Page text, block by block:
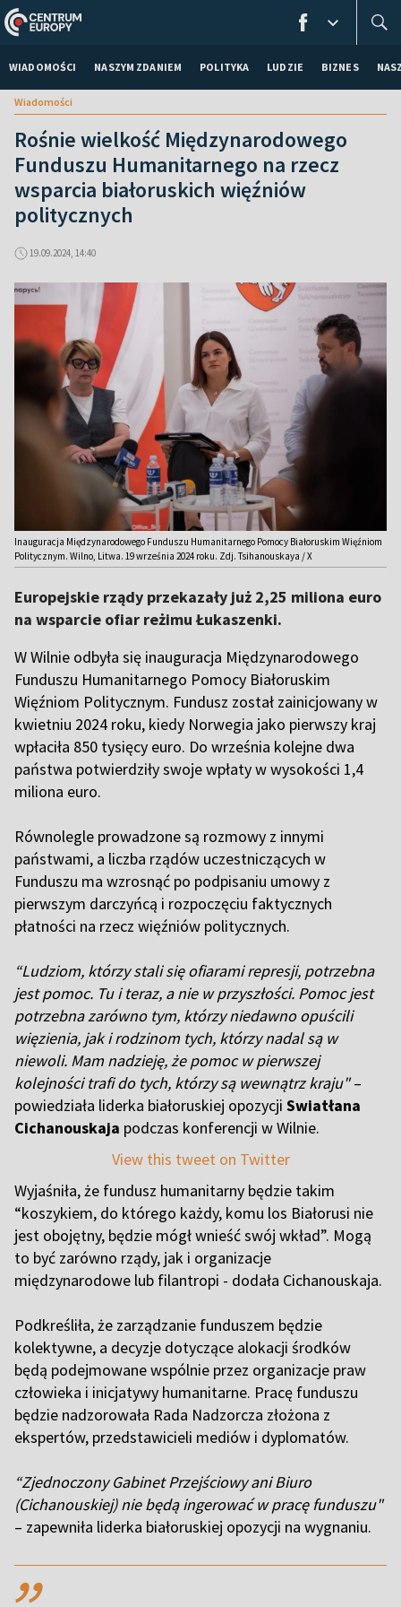
WIADOMOŚCI NASZYM ZDANIEM POLITYKA LUDZIE BIZNES
Wiadomości
Rośnie wielkość Międzynarodowego
Funduszu Humanitarnego na rzecz
wsparcia białoruskich więźniów
politycznych
19.09.2024, 14:40
Inauguracja Międzynarodowego Funduszu Humanitarnego Pomocy Białoruskim Więźniom
Politycznym. Wilno, Litwa. 19 września 2024 roku. Zdj. Tsihanouskaya / X
Europejskie rządy przekazały już 2,25 miliona euro
na wsparcie ofiar reżimu Łukaszenki.
W Wilnie odbyła się inauguracja Międzynarodowego
Funduszu Humanitarnego Pomocy Białoruskim
Więźniom Politycznym. Fundusz został zainicjowany w
kwietniu 2024 roku, kiedy Norwegia jako pierwszy kraj
wpłaciła 850 tysięcy euro. Do września kolejne dwa
państwa potwierdziły swoje wpłaty w wysokości 1,4
miliona euro.
Równolegle prowadzone są rozmowy z innymi
państwami, a liczba rządów uczestniczących w
Funduszu ma wzrosnąć po podpisaniu umowy z
pierwszym darczyńcą i rozpoczęciu faktycznych
płatności na rzecz więźniów politycznych.
“Ludziom, którzy stali się ofiarami represji, potrzebna
jest pomoc. Tu i teraz, a nie w przyszłości. Pomoc jest
potrzebna zarówno tym, którzy niedawno opuścili
więzienia, jak i rodzinom tych, którzy nadal są w
niewoli. Mam nadzieję, że pomoc w pierwszej
kolejności trafi do tych, którzy są wewnątrz kraju"–
powiedziała liderka białoruskiej opozycji Swiatłana
Cichanouskaja podczas konferencji w Wilnie.
View this tweet on Twitter
Wyjaśniła, że fundusz humanitarny będzie takim
“koszykiem, do którego każdy, komu los Białorusi nie
jest obojętny, będzie mógł wnieść swój wkład”. Mogą
to być zarówno rządy, jak i organizacje
międzynarodowe lub filantropi - dodała Cichanouskaja.
Podkreśliła, że zarządzanie funduszem będzie
kolektywne, a decyzje dotyczące alokacji środków
będą podejmowane wspólnie przez organizacje praw
człowieka i inicjatywy humanitarne. Pracę funduszu
będzie nadzorowała Rada Nadzorcza złożona z
ekspertów, przedstawicieli mediów i dyplomatów.
“Zjednoczony Gabinet Przejściowy ani Biuro
(Cichanouskiej) nie będą ingerować w pracę funduszu"
– zapewniła liderka białoruskiej opozycji na wygnaniu.
,,